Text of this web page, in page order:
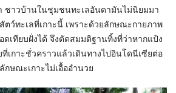
ชาวบ้านในชุมชนทะเลอันดามันไม่นิยมมา
ตว์ทะเลที่เกาะนี้ เพราะด้วยลักษณะกายภาพ
ดเทียบฝั่งได้ จึงตัดสมมติฐานทิ้งที่ว่าหากแป้ง
เกาะชั่วคราวแล้วเดินทางไปอินโดนีเซียต่อ
กษณะเกาะไม่เอื้ออำนวย